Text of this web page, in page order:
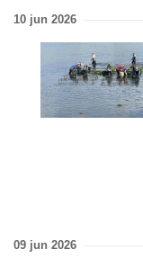
10 jun 2026
09 jun 2026